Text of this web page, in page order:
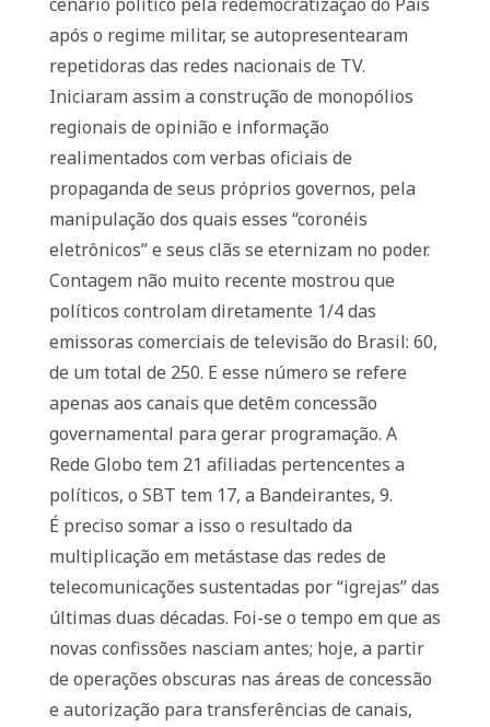
após o regime militar, se autopresentearam
repetidoras das redes nacionais de TV.
Iniciaram assim a construção de monopólios
regionais de opinião e informação
realimentados com verbas oficiais de
propaganda de seus próprios governos, pela
manipulação dos quais esses “coronéis
eletrônicos” e seus clãs se eternizam no poder.
Contagem não muito recente mostrou que
políticos controlam diretamente 1/4 das
emissoras comerciais de televisão do Brasil: 60,
de um total de 250. E esse número se refere
apenas aos canais que detêm concessão
governamental para gerar programação. A
Rede Globo tem 21 afiliadas pertencentes a
políticos, o SBT tem 17, a Bandeirantes, 9.
É preciso somar a isso o resultado da
multiplicação em metástase das redes de
telecomunicações sustentadas por “igrejas” das
últimas duas décadas. Foi-se o tempo em que as
novas confissões nasciam antes; hoje, a partir
de operações obscuras nas áreas de concessão
e autorização para transferências de canais,